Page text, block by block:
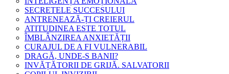
SECRETELE SUCCESULUI
ANTRENEAZĂ-ȚI CREIERUL
ATITUDINEA ESTE TOTUL
ÎMBLÂNZIREA ANXIETĂȚII
CURAJUL DE A FI VULNERABIL
DRAGĂ, UNDE-S BANII?
INVĂȚĂTORII DE GRIJĂ. SALVATORII